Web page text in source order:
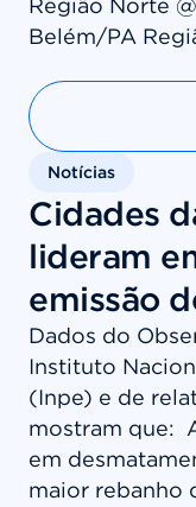
Região Norte
Belém/PA
Notícias
Cidades
lideram
emissão
Dados do
Instituto
(Inpe) e de
mostram que:
em
maior rebanho